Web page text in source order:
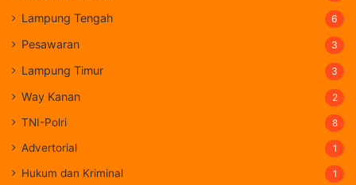
Lampung Tengah 6
Pesawaran 3
Lampung Timur 3
Way Kanan 2
TNI-Polri 8
Advertorial 1
Hukum dan Kriminal 1